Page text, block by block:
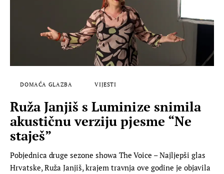
STRANA GLAZBA
FILM
MUSIC BOX
DOMAĆA GLAZBA VIJESTI
Ruža Janjiš s Luminize snimila
akustičnu verziju pjesme “Ne
staješ”
Pobjednica druge sezone showa The Voice – Najljepši glas
Hrvatske, Ruža Janjiš, krajem travnja ove godine je objavila